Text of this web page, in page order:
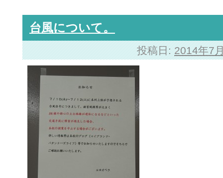
台風について。
投稿日: 2014年7